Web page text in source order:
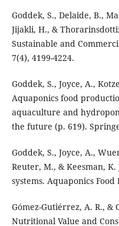
Goddek, S., Delaide, B.,
Jijakli, H., &
Sustainable and
7(4), 4199-4224.
Goddek, S., Joyce, A.,
Aquaponics food
aquaculture and
the future (p. 619).
Goddek, S., Joyce, A.,
Reuter, M., & Keesman,
systems. Aquaponics
Gómez-Gutiérrez, A. R., &
Nutritional Value and